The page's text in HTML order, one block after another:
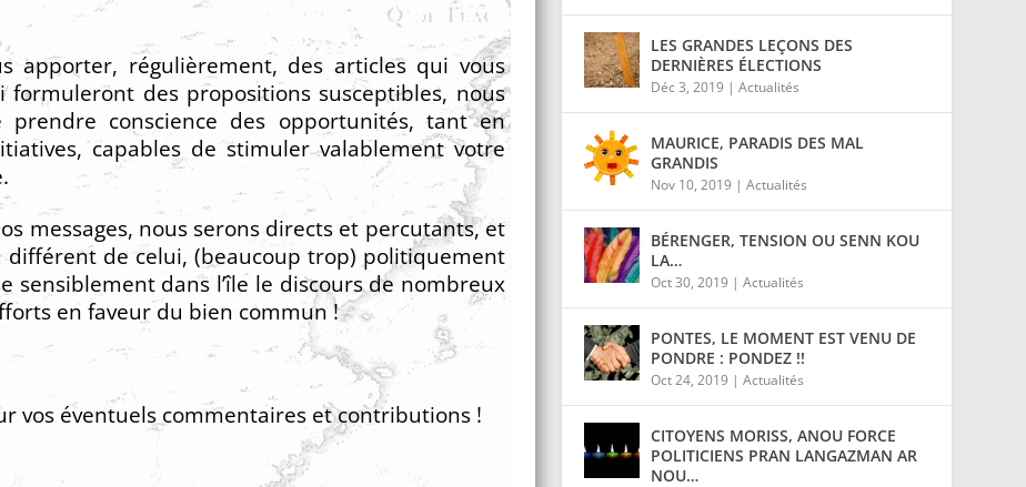
apporter, régulièrement, des articles qui vous
des propositions susceptibles, nous
prendre conscience des opportunités, tant en
capables de stimuler valablement votre
messages, nous serons directs et percutants, et
différent de celui, (beaucoup trop) politiquement
sensiblement dans l’île le discours de nombreux
en faveur du bien commun !
vos éventuels commentaires et contributions !
LES GRANDES LEÇONS DES
DERNIÈRES ÉLECTIONS
Déc 3, 2019 | Actualités
MAURICE, PARADIS DES MAL
GRANDIS
Nov 10, 2019 | Actualités
BÉRENGER, TENSION OU SENN KOU
LA…
Oct 30, 2019 | Actualités
PONTES, LE MOMENT EST VENU DE
PONDRE : PONDEZ !!
Oct 24, 2019 | Actualités
CITOYENS MORISS, ANOU FORCE
POLITICIENS PRAN LANGAZMAN AR
NOU…